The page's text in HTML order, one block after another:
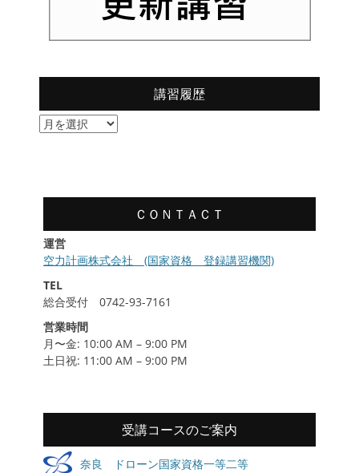
講習履歴
講
ＣＯＮＴＡＣＴ
運営
空力計画株式会社 (国家資格 登録講習機関)
TEL
総合受付 0742-93-7161
営業時間
月〜金: 10:00 AM – 9:00 PM
土日祝: 11:00 AM – 9:00 PM
受講コースのご案内
奈良 ドローン国家資格一等二等